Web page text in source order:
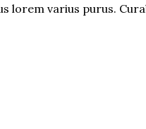
lorem varius purus.